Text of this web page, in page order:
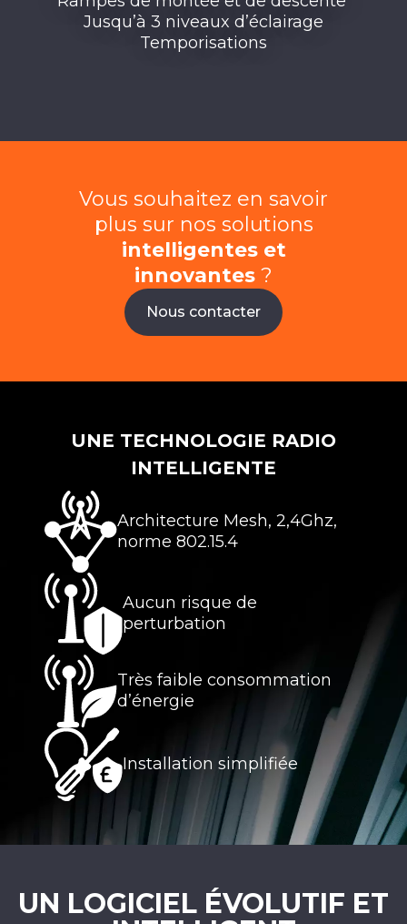
Jusqu’à 3 niveaux d’éclairage​
Temporisations
Vous souhaitez en savoir
plus sur nos solutions
intelligentes et
innovantes ?​
Nous contacter
UNE TECHNOLOGIE RADIO
INTELLIGENTE
Architecture Mesh, 2,4Ghz,
norme 802.15.4
Aucun risque de
perturbation
Très faible consommation
d’énergie
Installation simplifiée
UN LOGICIEL ÉVOLUTIF ET